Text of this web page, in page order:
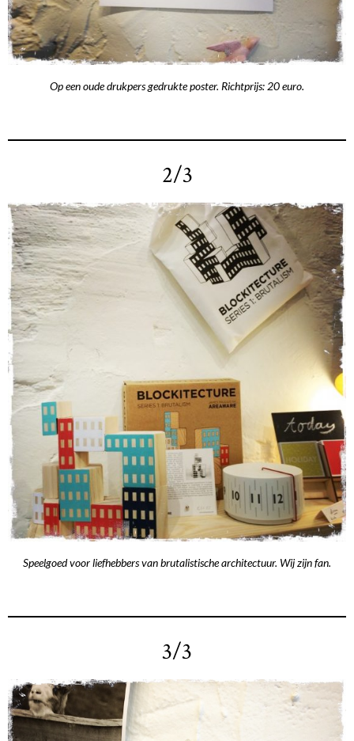
Op een oude drukpers gedrukte poster. Richtprijs: 20 euro.
2/3
Speelgoed voor liefhebbers van brutalistische architectuur. Wij zijn fan.
3/3